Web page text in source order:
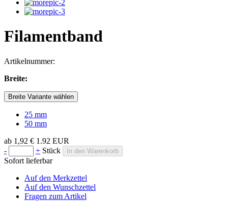
Filamentband
Artikelnummer:
Breite:
Breite Variante wählen
25 mm
50 mm
ab 1,92 € 1.92 EUR
-
+ Stück In den Warenkorb
Sofort lieferbar
Auf den Merkzettel
Auf den Wunschzettel
Fragen zum Artikel